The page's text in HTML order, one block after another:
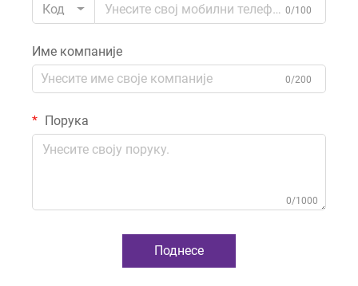
Код
0/100
Име компаније
0/200
Порука
0/1000
Поднесе